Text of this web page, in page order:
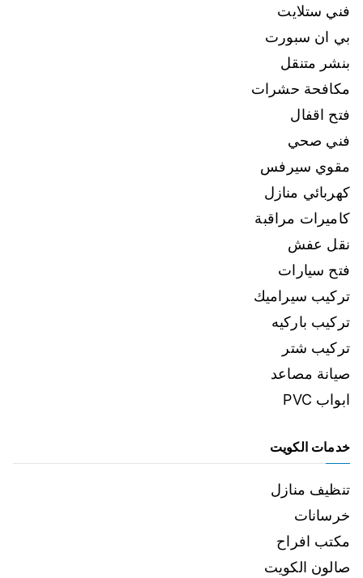
فني ستلايت
بي ان سبورت
بنشر متنقل
مكافحة حشرات
فتح اقفال
فني صحي
مقوي سيرفس
كهربائي منازل
كاميرات مراقبة
نقل عفش
فتح سيارات
تركيب سيراميك
تركيب باركيه
تركيب شتر
صيانة مصاعد
ابواب PVC
خدمات الكويت
تنظيف منازل
خرسانات
مكتب افراح
صالون الكويت